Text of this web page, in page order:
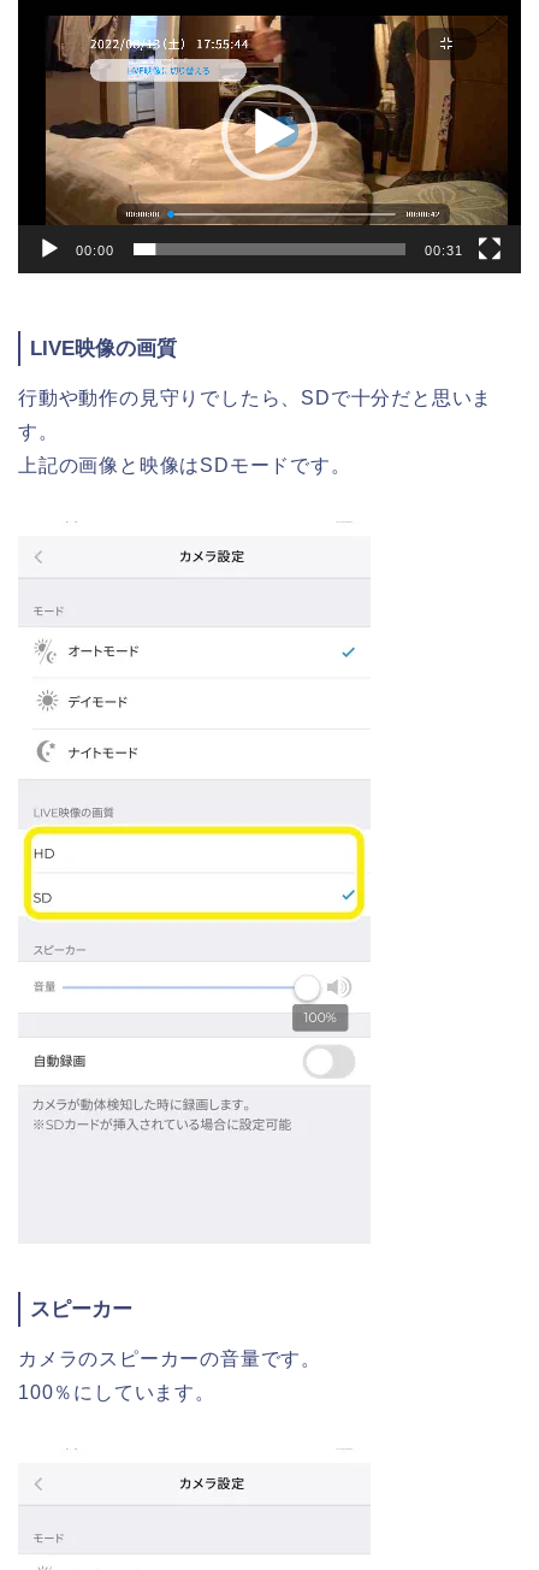
00:00 00:31
LIVE映像の画質
行動や動作の見守りでしたら、SDで十分だと思いま
す。
上記の画像と映像はSDモードです。
スピーカー
カメラのスピーカーの音量です。
100％にしています。